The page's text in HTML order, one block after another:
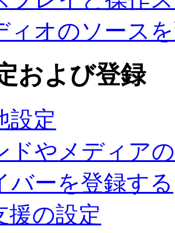
ィオのソース
および登録
設定
ドやメディア
バーを登録する
援の設定